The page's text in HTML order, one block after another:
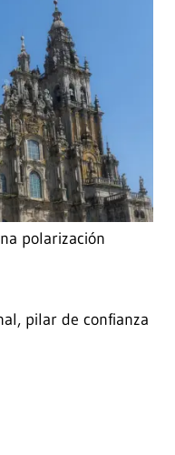
polarización
pilar de confianza